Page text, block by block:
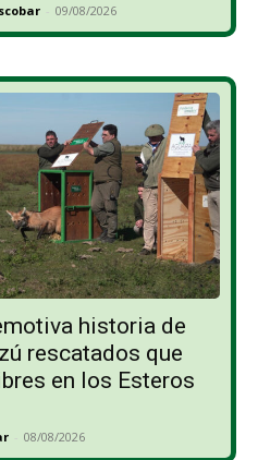
- 09/08/2026
historia de
rescatados que
en los Esteros
- 08/08/2026